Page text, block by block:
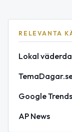
RELEVANTA
Lokal
Google Trends
AP News